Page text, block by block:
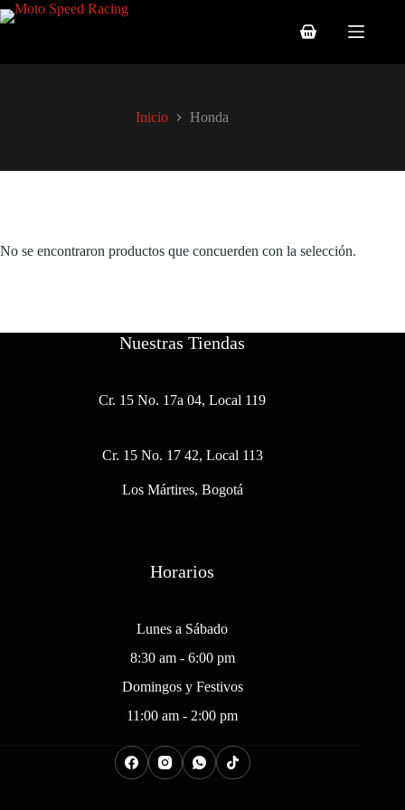
Saltar
al
Carro
Inicio Honda
No se encontraron productos que concuerden con la selección.
Nuestras Tiendas
Cr. 15 No. 17a 04, Local 119
Cr. 15 No. 17 42, Local 113
Los Mártires, Bogotá
Horarios
Lunes a Sábado
8:30 am - 6:00 pm
Domingos y Festivos
11:00 am - 2:00 pm